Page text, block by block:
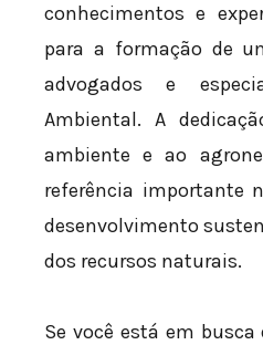
conhecimentos e
para a formação de
advogados e
Ambiental. A
ambiente e ao
referência importante
desenvolvimento
dos recursos naturais.
Se você está em